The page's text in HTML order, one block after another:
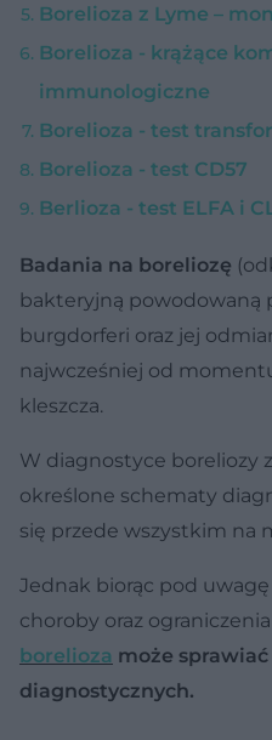
Borelioza z Lyme –
Borelioza - krążące
immunologiczne
Borelioza - test
Borelioza - test CD57
Berlioza - test ELFA i
Badania na boreliozę
bakteryjną powodowaną
burgdorferi oraz jej
najwcześniej od
kleszcza.
W diagnostyce boreliozy
określone schematy
się przede wszystkim na
Jednak biorąc pod
choroby oraz
borelioza może
diagnostycznych.